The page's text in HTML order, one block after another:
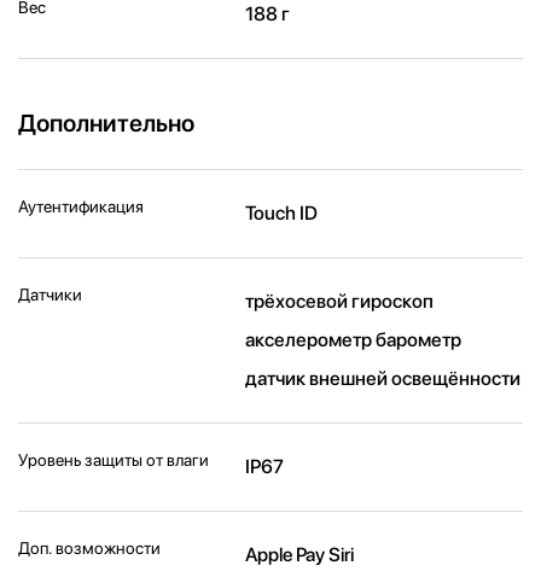
Вес 188 г
Дополнительно
Аутентификация Touch ID
Датчики
трёхосевой гироскоп
акселерометр барометр
датчик внешней освещённости
Уровень защиты от влаги IP67
Доп. возможности Apple Pay Siri